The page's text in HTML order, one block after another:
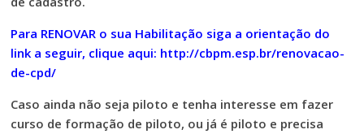
Para RENOVAR o sua Habilitação siga a orientação do
link a seguir, clique aqui: http://cbpm.esp.br/renovacao-
de-cpd/
Caso ainda não seja piloto e tenha interesse em fazer
curso de formação de piloto, ou já é piloto e precisa